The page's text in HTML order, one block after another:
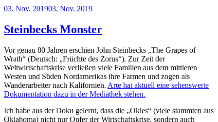
Veröffentlicht
03. Nov. 201903. Nov. 2019
Steinbecks Monster
Vor genau 80 Jahren erschien John Steinbecks „The Grapes of
Wrath“ (Deutsch: „Früchte des Zorns“). Zur Zeit der
Weltwirtschaftskrise verließen viele Familien aus dem mittleren
Westen und Süden Nordamerikas ihre Farmen und zogen als
Wanderarbeiter nach Kalifornien. Arte hat aktuell eine sehenswerte
Dokumentation dazu in der Mediathek stehen.
Ich habe aus der Doku gelernt, dass die „Okies“ (viele stammten aus
Oklahoma) nicht nur Opfer der Wirtschaftskrise, sondern auch